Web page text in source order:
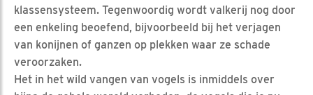
klassensysteem. Tegenwoordig wordt valkerij nog door
een enkeling beoefend, bijvoorbeeld bij het verjagen
van konijnen of ganzen op plekken waar ze schade
veroorzaken.
Het in het wild vangen van vogels is inmiddels over